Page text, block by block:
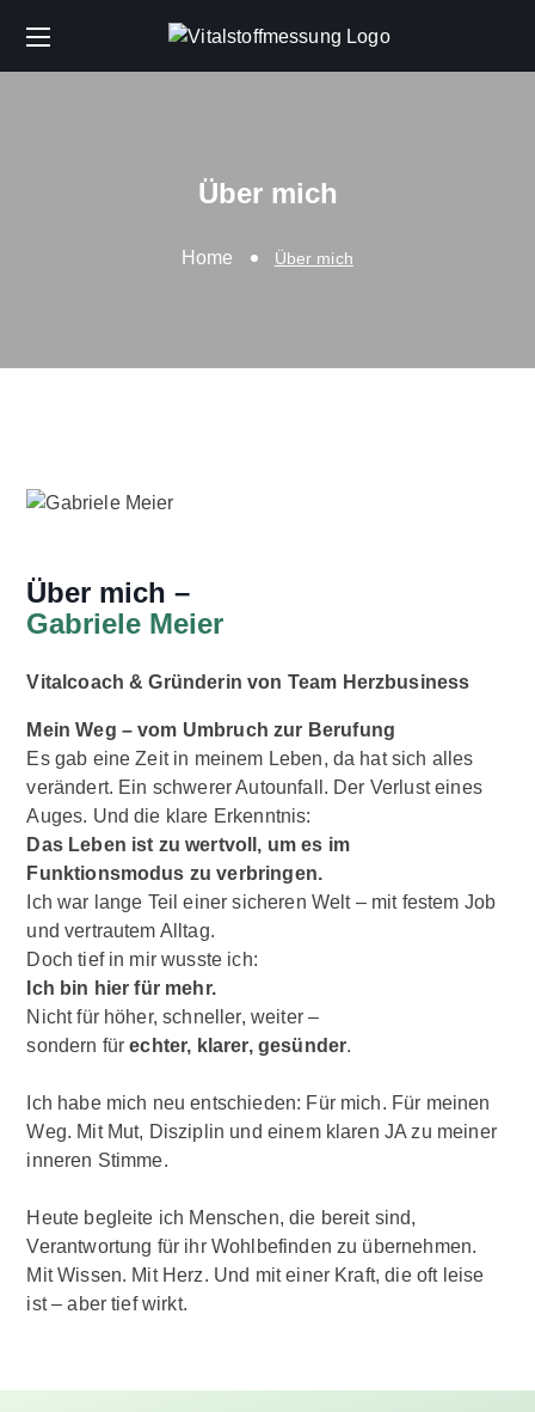
Über mich
Home Über mich
Über mich –
Gabriele Meier
Vitalcoach & Gründerin von Team Herzbusiness
Mein Weg – vom Umbruch zur Berufung
Es gab eine Zeit in meinem Leben, da hat sich alles
verändert. Ein schwerer Autounfall. Der Verlust eines
Auges. Und die klare Erkenntnis:
Das Leben ist zu wertvoll, um es im
Funktionsmodus zu verbringen.
Ich war lange Teil einer sicheren Welt – mit festem Job
und vertrautem Alltag.
Doch tief in mir wusste ich:
Ich bin hier für mehr.
Nicht für höher, schneller, weiter –
sondern fürechter, klarer, gesünder.
Ich habe mich neu entschieden: Für mich. Für meinen
Weg. Mit Mut, Disziplin und einem klaren JA zu meiner
inneren Stimme.
Heute begleite ich Menschen, die bereit sind,
Verantwortung für ihr Wohlbefinden zu übernehmen.
Mit Wissen. Mit Herz. Und mit einer Kraft, die oft leise
ist – aber tief wirkt.